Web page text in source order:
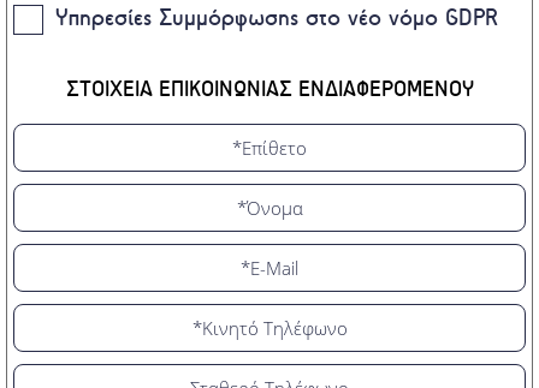
Υπηρεσίες Συμμόρφωσης στο νέο νόμο GDPR
ΣΤΟΙΧΕΙΑ ΕΠΙΚΟΙΝΩΝΙΑΣ ΕΝΔΙΑΦΕΡΟΜΕΝΟΥ